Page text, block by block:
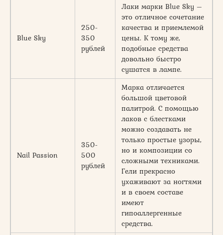
Blue Sky
250-
350
рублей
Лаки марки Blue Sky –
это отличное сочетание
качества и приемлемой
цены. К тому же,
подобные средства
довольно быстро
сушатся в лампе.
Nail Passion
350-
500
рублей
Марка отличается
большой цветовой
палитрой. С помощью
лаков с блестками
можно создавать не
только простые узоры,
но и композиции со
сложными техниками.
Гели прекрасно
ухаживают за ногтями
и в своем составе
имеют
гипоаллергенные
средства.